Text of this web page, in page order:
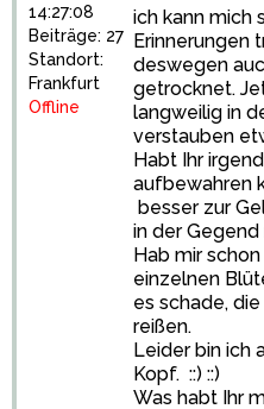
14:27:08
Beiträge: 27
Standort:
Frankfurt
Offline
ich kann mich
Erinnerungen
deswegen
getrocknet.
langweilig in
verstauben
Habt Ihr
aufbewahren
besser zur
in der Gegend
Hab mir
einzelnen
es schade,
reißen.
Leider bin ich
Kopf. ::) ::)
Was habt Ihr